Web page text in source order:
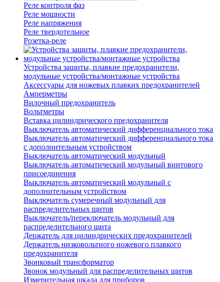
Реле контроля фаз
Реле мощности
Реле напряжения
Реле твердотельное
Розетка-реле
Устройства защиты, плавкие предохранители,
модульные устройства/монтажные устройства
Аксессуары для ножевых плавких предохранителей
Амперметры
Вилочный предохранитель
Вольтметры
Вставка цилиндрического предохранителя
Выключатель автоматический дифференциального тока
Выключатель автоматический дифференциального тока
с дополнительным устройством
Выключатель автоматический модульный
Выключатель автоматический модульный винтового
присоединения
Выключатель автоматический модульный с
дополнительным устройством
Выключатель сумеречный модульный для
распределительных щитов
Выключатель/переключатель модульный для
распределительного щита
Держатель для цилиндрических предохранителей
Держатель низковольтного ножевого плавкого
предохранителя
Звонковый трансформатор
Звонок модульный для распределительных щитов
Измерительная шкала для приборов